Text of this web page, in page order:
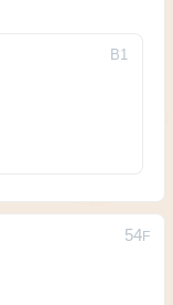
B1
54F